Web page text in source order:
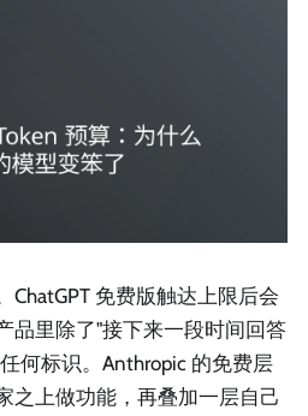
ChatGPT 免费版触达上限后会
品里除了"接下来一段时间回答
何标识。Anthropic 的免费层
之上做功能，再叠加一层自己